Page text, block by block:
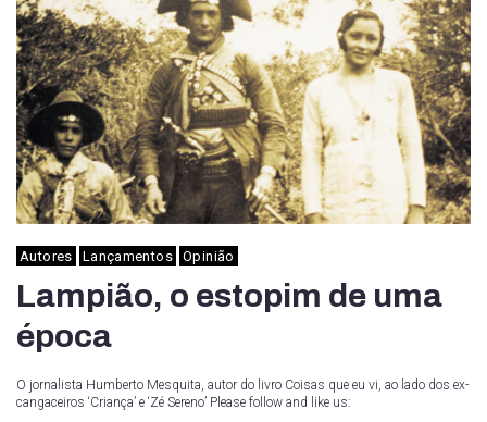
Autores Lançamentos Opinião
Lampião, o estopim de uma
época
O jornalista Humberto Mesquita, autor do livro Coisas que eu vi, ao lado dos ex-
cangaceiros ‘Criança’ e ‘Zé Sereno’ Please follow and like us: